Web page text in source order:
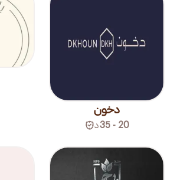
دخون
20 - 35 د